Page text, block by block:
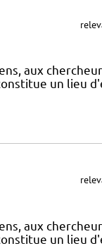
aux
un lieu
aux
un lieu